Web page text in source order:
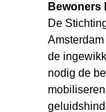
Bewoners
De
de
nodig de